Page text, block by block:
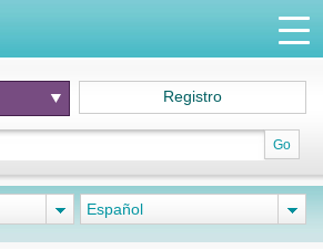
Go
Registro
Español